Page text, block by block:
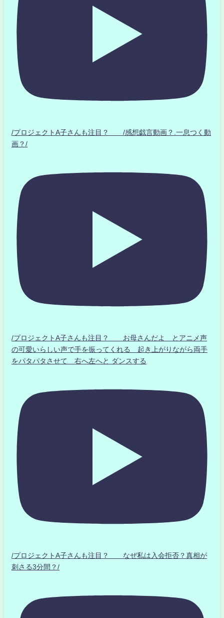
/プロジェクトA子さんも注目？ /感想戯言動画？.一息つく動
画？/
/プロジェクトA子さんも注目？ お母さんだよ とアニメ声
の可愛いらしい声で手を振ってくれる 起き上がりながら両手
をパタパタさせて 右へ左へと ダンスする
/プロジェクトA子さんも注目？ なぜ私は入会拒否？真相が
刺さる3分間？/